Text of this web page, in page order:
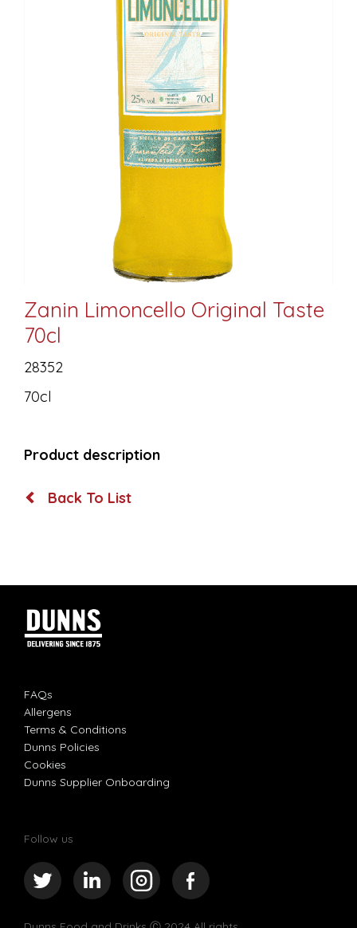
Zanin Limoncello Original Taste
70cl
28352
70cl
Product description
Back To List
FAQs
Allergens
Terms & Conditions
Dunns Policies
Cookies
Dunns Supplier Onboarding
Follow us